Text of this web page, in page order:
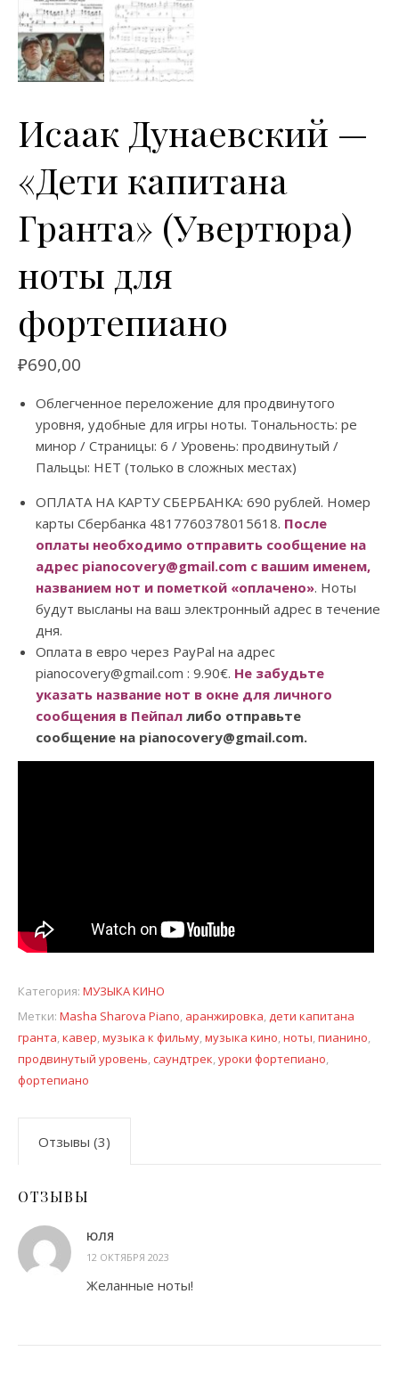
Исаак Дунаевский —
«Дети капитана
Гранта» (Увертюра)
ноты для
фортепиано
₽690,00
Облегченное переложение для продвинутого
уровня, удобные для игры ноты. Тональность: ре
минор / Страницы: 6 / Уровень: продвинутый /
Пальцы: НЕТ (только в сложных местах)
ОПЛАТА НА КАРТУ СБЕРБАНКА: 690 рублей. Номер
карты Сбербанка 4817760378015618. После
оплаты необходимо отправить сообщение на
адрес pianocovery@gmail.com с вашим именем,
названием нот и пометкой «оплачено». Ноты
будут высланы на ваш электронный адрес в течение
дня.
Оплата в евро через PayPal на адрес
pianocovery@gmail.com : 9.90€. Не забудьте
указать название нот в окне для личного
сообщения в Пейпал либо отправьте
сообщение на pianocovery@gmail.com.
Категория: МУЗЫКА КИНО
Метки: Masha Sharova Piano, аранжировка,дети капитана
гранта,кавер,музыка к фильму,музыка кино,ноты,пианино,
продвинутый уровень,саундтрек,уроки фортепиано,
фортепиано
Отзывы (3)
ОТЗЫВЫ
ЮЛЯ
12 ОКТЯБРЯ 2023
Желанные ноты!